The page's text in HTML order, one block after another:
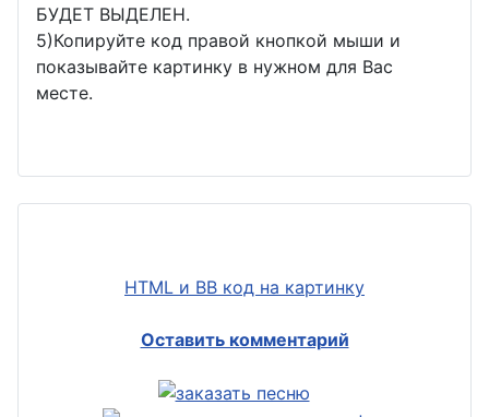
БУДЕТ ВЫДЕЛЕН.
5)Копируйте код правой кнопкой мыши и
показывайте картинку в нужном для Вас
месте.
HTML и BB код на картинку
Оставить комментарий